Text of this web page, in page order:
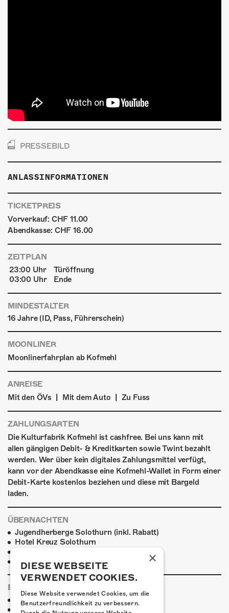
PRESSEBILD
ANLASSINFORMATIONEN
TICKETPREIS
Vorverkauf: CHF 11.00
Abendkasse: CHF 16.00
ZEITPLAN
23:00 Uhr
Türöffnung
03:00 Uhr
Ende
MINDESTALTER
16 Jahre (ID, Pass, Führerschein)
MOONLINER
Moonlinerfahrplan ab Kofmehl
ANREISE
Mit den ÖVs
Mit dem Auto Zu Fuss
ZAHLUNGSARTEN
Die Kulturfabrik Kofmehl ist cashfree. Bei uns kann mit
allen gängigen Debit- & Kreditkarten sowie Twint bezahlt
werden. Wer über kein digitales Zahlungsmittel verfügt,
kann vor der Abendkasse eine Kofmehl-Wallet in Form einer
Debit-Karte kostenlos beziehen und diese mit Bargeld
laden.
ÜBERNACHTEN
Jugendherberge Solothurn (inkl. Rabatt)
Hotel Kreuz Solothurn
Weitere Unterkünfte
ESSENSTIPPS
Pier 11
Restaurant Kreuz
×
DIESE WEBSEITE
VERWENDET COOKIES.
Diese Website verwendet Cookies, um die
Benutzerfreundlichkeit zu verbessern.